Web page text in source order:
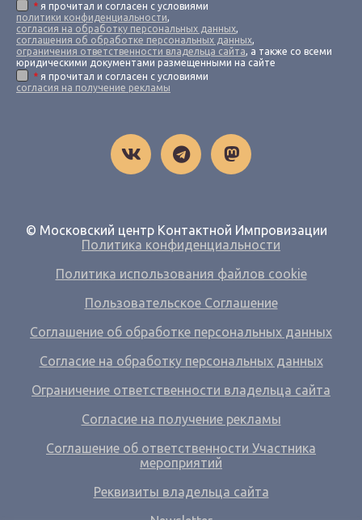
* я прочитал и согласен с условиями
политики конфиденциальности,
согласия на обработку персональных данных,
соглашения об обработке персональных данных,
ограничения ответственности владельца сайта, а также со всеми
юридическими документами размещенными на сайте
* я прочитал и согласен с условиями
согласия на получение рекламы
© Московский центр Контактной Импровизации
Политика конфиденциальности
Политика использования файлов cookie
Пользовательское Соглашение
Соглашение об обработке персональных данных
Согласие на обработку персональных данных
Ограничение ответственности владельца сайта
Согласие на получение рекламы
Соглашение об ответственности Участника
мероприятий
Реквизиты владельца сайта